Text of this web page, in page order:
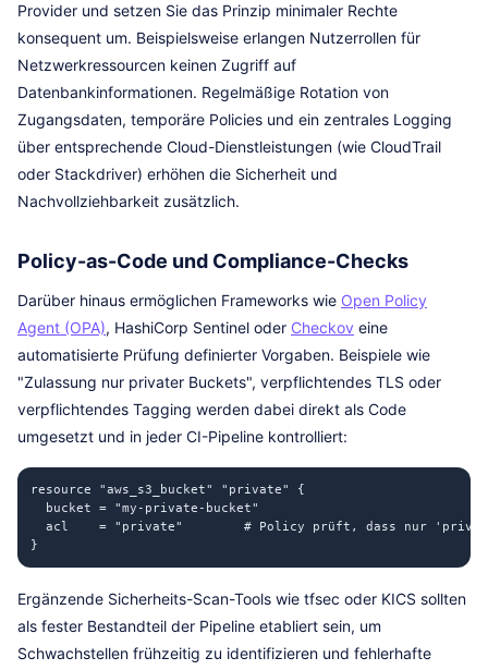
Provider und setzen Sie das Prinzip minimaler Rechte
konsequent um. Beispielsweise erlangen Nutzerrollen für
Netzwerkressourcen keinen Zugriff auf
Datenbankinformationen. Regelmäßige Rotation von
Zugangsdaten, temporäre Policies und ein zentrales Logging
über entsprechende Cloud-Dienstleistungen (wie CloudTrail
oder Stackdriver) erhöhen die Sicherheit und
Nachvollziehbarkeit zusätzlich.
Policy-as-Code und Compliance-Checks
Darüber hinaus ermöglichen Frameworks wie Open Policy
Agent (OPA), HashiCorp Sentinel oder Checkov eine
automatisierte Prüfung definierter Vorgaben. Beispiele wie
"Zulassung nur privater Buckets", verpflichtendes TLS oder
verpflichtendes Tagging werden dabei direkt als Code
umgesetzt und in jeder CI-Pipeline kontrolliert:
resource "aws_s3_bucket" "private" {
  bucket = "my-private-bucket"
acl    = "private"        # Policy prüft, dass nur
}
Ergänzende Sicherheits-Scan-Tools wie tfsec oder KICS sollten
als fester Bestandteil der Pipeline etabliert sein, um
Schwachstellen frühzeitig zu identifizieren und fehlerhafte